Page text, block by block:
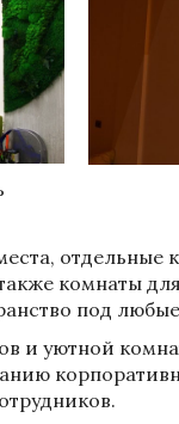
отдельные
комнаты
под
и уютной